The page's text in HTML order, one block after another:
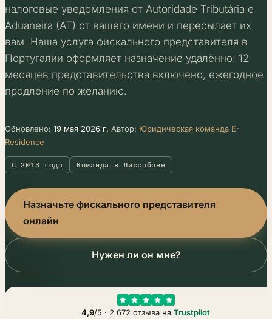
налоговые уведомления от Autoridade Tributária e
Aduaneira (AT) от вашего имени и пересылает их
вам. Наша услуга фискального представителя в
Португалии оформляет назначение удалённо: 12
месяцев представительства включено, ежегодное
продление по желанию.
Обновлено: 19 мая 2026 г. Автор: Юридическая команда E-
Residence
С 2013 года Команда в Лиссабоне
Назначьте фискального представителя
онлайн
Нужен ли он мне?
4,9/5 · 2 672 отзыва на Trustpilot